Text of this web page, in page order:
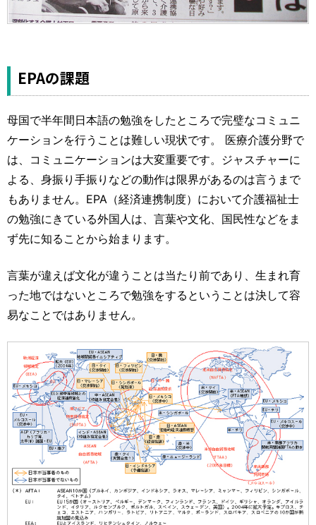
EPAの課題
母国で半年間日本語の勉強をしたところで完璧なコミュニ
ケーションを行うことは難しい現状です。 医療介護分野で
は、コミュニケーションは大変重要です。ジャスチャーに
よる、身振り手振りなどの動作は限界があるのは言うまで
もありません。EPA（経済連携制度）において介護福祉士
の勉強にきている外国人は、言葉や文化、国民性などをま
ず先に知ることから始まります。
言葉が違えば文化が違うことは当たり前であり、生まれ育
った地ではないところで勉強をするということは決して容
易なことではありません。